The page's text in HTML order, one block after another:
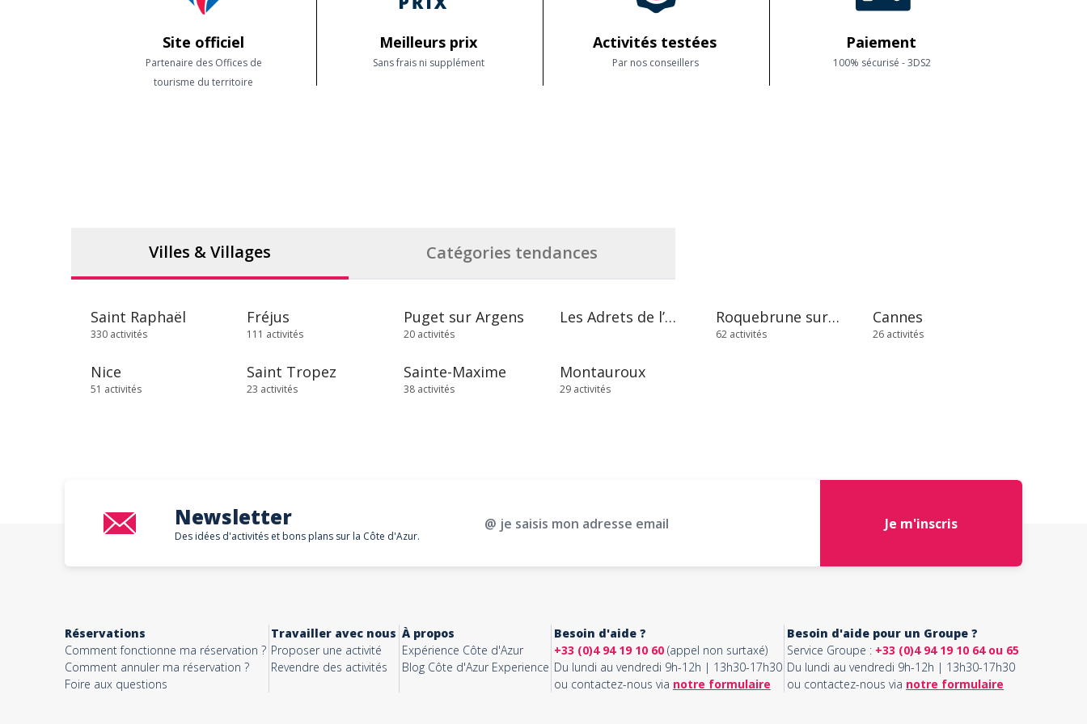
Site officiel
Partenaire des Offices de
tourisme du territoire
Meilleurs prix
Sans frais ni supplément
Activités testées
Par nos conseillers
Paiement
100% sécurisé - 3DS2
Villes & Villages Catégories tendances
Saint Raphaël
330 activités
Fréjus
111 activités
Puget sur Argens
20 activités
Les Adrets de l’Estérel Roquebrune sur Argens
62 activités
Cannes
26 activités
Nice
51 activités
Saint Tropez
23 activités
Sainte-Maxime
38 activités
Montauroux
29 activités
Newsletter
Des idées d'activités et bons plans sur la Côte d'Azur.
@ je saisis mon adresse email Je m'inscris
Réservations
Comment fonctionne ma réservation ?
Comment annuler ma réservation ?
Foire aux questions
Travailler avec nous
Proposer une activité
Revendre des activités
À propos
Expérience Côte d'Azur
Blog Côte d'Azur Experience
Besoin d'aide ?
+33 (0)4 94 19 10 60(appel non surtaxé)
Du lundi au vendredi 9h-12h | 13h30-17h30
ou contactez-nous via notre formulaire
Besoin d'aide pour un Groupe ?
Service Groupe : +33 (0)4 94 19 10 64 ou 65
Du lundi au vendredi 9h-12h | 13h30-17h30
ou contactez-nous via notre formulaire